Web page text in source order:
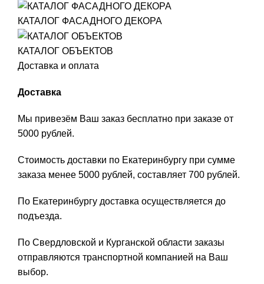
КАТАЛОГ ФАСАДНОГО ДЕКОРА
КАТАЛОГ ОБЪЕКТОВ
Доставка и оплата
Доставка
Мы привезём Ваш заказ бесплатно при заказе от
5000 рублей.
Стоимость доставки по Екатеринбургу при сумме
заказа менее 5000 рублей, составляет 700 рублей.
По Екатеринбургу доставка осуществляется до
подъезда.
По Свердловской и Курганской области заказы
отправляются транспортной компанией на Ваш
выбор.